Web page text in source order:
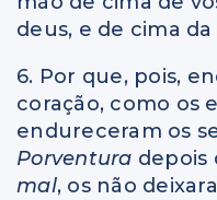
deus, e de cima
6. Por que, pois,
coração, como os
endureceram os
Porventura depois
mal, os não